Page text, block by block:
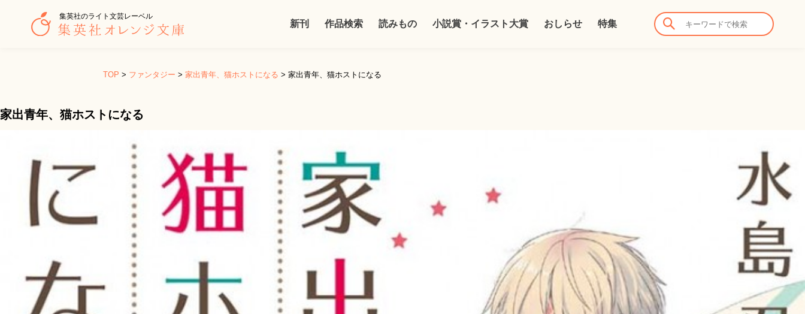
集英社のライト文芸レーベル
新刊 作品検索 読みもの 小説賞・イラスト大賞 おしらせ 特集
TOP > ファンタジー > 家出青年、猫ホストになる > 家出青年、猫ホストになる
家出青年、猫ホストになる